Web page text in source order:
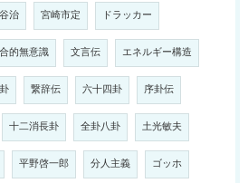
治 宮崎市定 ドラッカー
的無意識 文言伝 エネルギー構造
繋辞伝 六十四卦 序卦伝
十二消長卦 全卦八卦 土光敏夫
平野啓一郎 分人主義 ゴッホ